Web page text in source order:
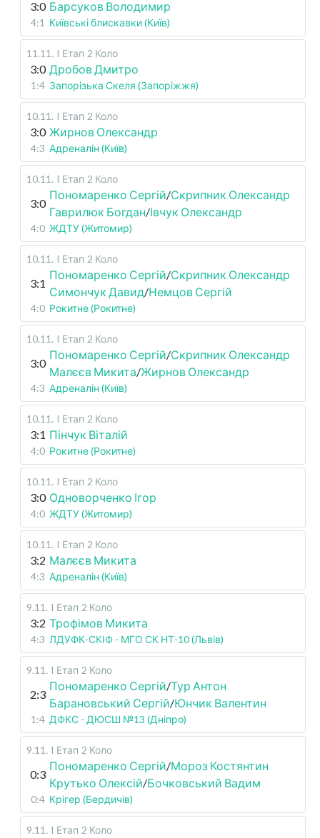
3:0 Барсуков Володимир
4:1 Київські блискавки (Київ)
11.11 . I Етап 2 Коло
3:0 Дробов Дмитро
1:4 Запорізька Скеля (Запоріжжя)
10.11 . I Етап 2 Коло
3:0 Жирнов Олександр
4:3 Адреналін (Київ)
10.11 . I Етап 2 Коло
3:0
Пономаренко Сергій/Скрипник Олександр
Гаврилюк Богдан/Івчук Олександр
4:0 ЖДТУ (Житомир)
10.11 . I Етап 2 Коло
3:1
Пономаренко Сергій/Скрипник Олександр
Симончук Давид/Немцов Сергій
4:0 Рокитне (Рокитне)
10.11 . I Етап 2 Коло
3:0
Пономаренко Сергій/Скрипник Олександр
Малєєв Микита/Жирнов Олександр
4:3 Адреналін (Київ)
10.11 . I Етап 2 Коло
3:1 Пінчук Віталій
4:0 Рокитне (Рокитне)
10.11 . I Етап 2 Коло
3:0 Одноворченко Ігор
4:0 ЖДТУ (Житомир)
10.11 . I Етап 2 Коло
3:2 Малєєв Микита
4:3 Адреналін (Київ)
9.11 . I Етап 2 Коло
3:2 Трофімов Микита
4:3 ЛДУФК-СКІФ - МГО СК НТ-10 (Львів)
9.11 . I Етап 2 Коло
2:3
Пономаренко Сергій/Тур Антон
Барановський Сергій/Юнчик Валентин
1:4 ДФКС - ДЮСШ №13 (Дніпро)
9.11 . I Етап 2 Коло
0:3
Пономаренко Сергій/Мороз Костянтин
Крутько Олексій/Бочковський Вадим
0:4 Крігер (Бердичів)
9.11 . I Етап 2 Коло